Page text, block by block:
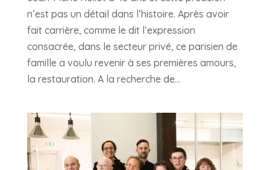
n’est pas un détail dans l’histoire. Après avoir
fait carrière, comme le dit l’expression
consacrée, dans le secteur privé, ce parisien de
famille a voulu revenir à ses premières amours,
la restauration. A la recherche de...